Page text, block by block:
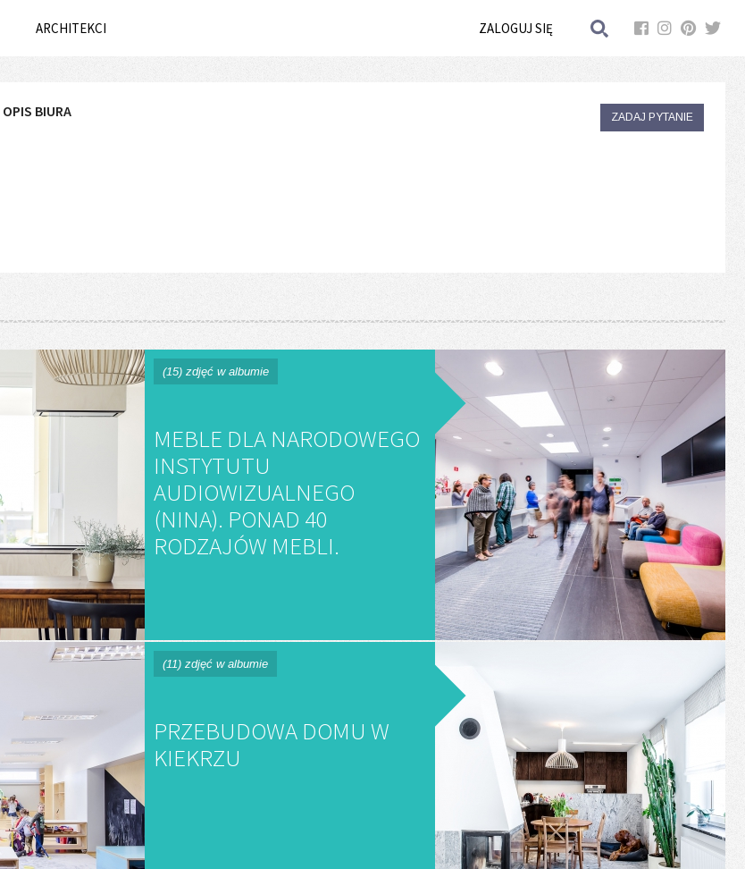
ARCHITEKCI ZALOGUJ SIĘ
OPIS BIURA ZADAJ PYTANIE
(15) zdjęć w albumie
MEBLE DLA NARODOWEGO
INSTYTUTU
AUDIOWIZUALNEGO
(NINA). PONAD 40
RODZAJÓW MEBLI.
(11) zdjęć w albumie
PRZEBUDOWA DOMU W
KIEKRZU